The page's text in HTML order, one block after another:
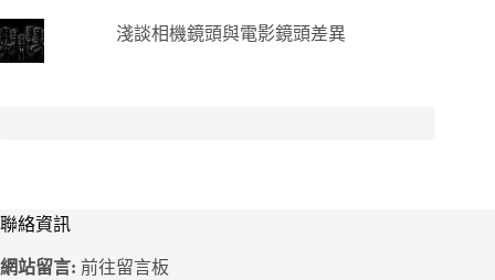
淺談相機鏡頭與電影鏡頭差異
聯絡資訊
網站留言: 前往留言板